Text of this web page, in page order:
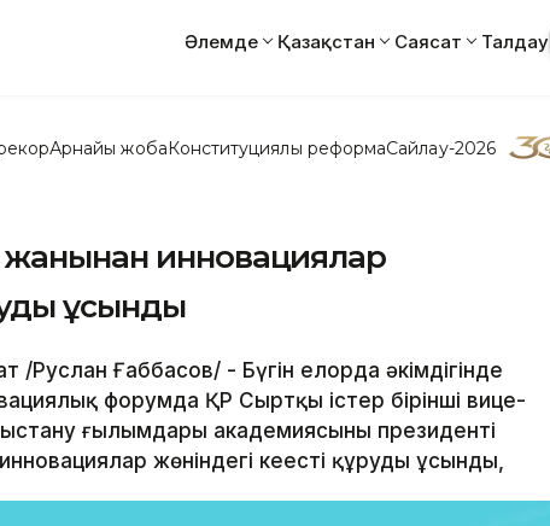
Әлемде Қазақстан Саясат Талдау
Арнайы жобаКонституциялық реформаСайлау-2026
жанынан инновациялар
ұсынды
Руслан Ғаббасов/ - Бүгін елорда әкімдігінде
форумда ҚР Сыртқы істер бірінші вице-
ғылымдары академиясының президенті
жөніндегі кеңесті құруды ұсынды,